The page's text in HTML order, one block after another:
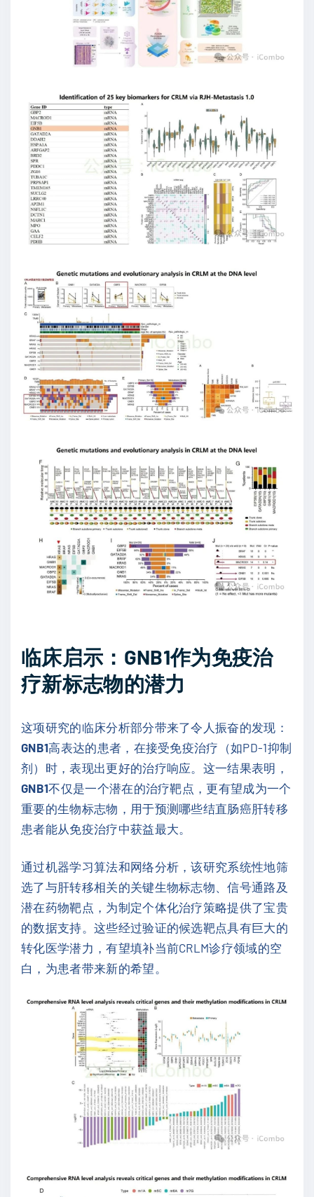
临床启示：GNB1作为免疫治
疗新标志物的潜力
这项研究的临床分析部分带来了令人振奋的发现：
GNB1高表达的患者，在接受免疫治疗（如PD-1抑制
剂）时，表现出更好的治疗响应。这一结果表明，
GNB1不仅是一个潜在的治疗靶点，更有望成为一个
重要的生物标志物，用于预测哪些结直肠癌肝转移
患者能从免疫治疗中获益最大。
通过机器学习算法和网络分析，该研究系统性地筛
选了与肝转移相关的关键生物标志物、信号通路及
潜在药物靶点，为制定个体化治疗策略提供了宝贵
的数据支持。这些经过验证的候选靶点具有巨大的
转化医学潜力，有望填补当前CRLM诊疗领域的空
白，为患者带来新的希望。